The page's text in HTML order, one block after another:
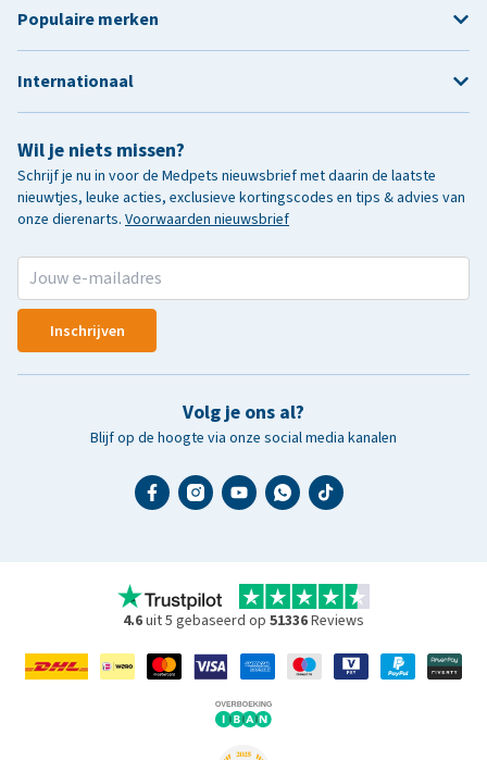
Wil je niets missen?
Schrijf je nu in voor de Medpets nieuwsbrief met daarin de laatste
nieuwtjes, leuke acties, exclusieve kortingscodes en tips & advies van
onze dierenarts. Voorwaarden nieuwsbrief
Inschrijven
Volg je ons al?
Blijf op de hoogte via onze social media kanalen
Populaire merken
Internationaal
4.6uit 5 gebaseerd op 51336Reviews